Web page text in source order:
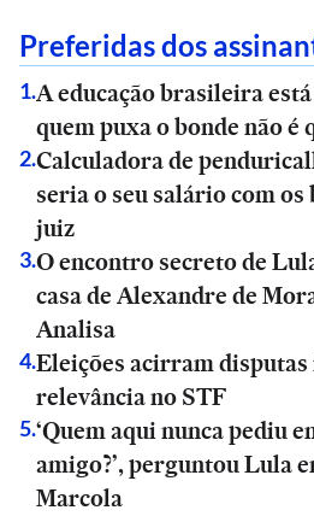
Preferidas dos
1.A educação brasileira
quem puxa o bonde não é
2.Calculadora de
seria o seu salário com
juiz
3.O encontro secreto de
casa de Alexandre de
Analisa
4.Eleições acirram
relevância no STF
5.‘Quem aqui nunca pediu
amigo?’, perguntou Lula
Marcola